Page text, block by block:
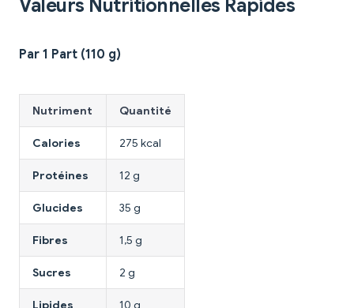
Valeurs Nutritionnelles Rapides
Par 1 Part (110 g)
Nutriment Quantité
Calories 275 kcal
Protéines 12 g
Glucides 35 g
Fibres 1,5 g
Sucres 2 g
Lipides 10 g